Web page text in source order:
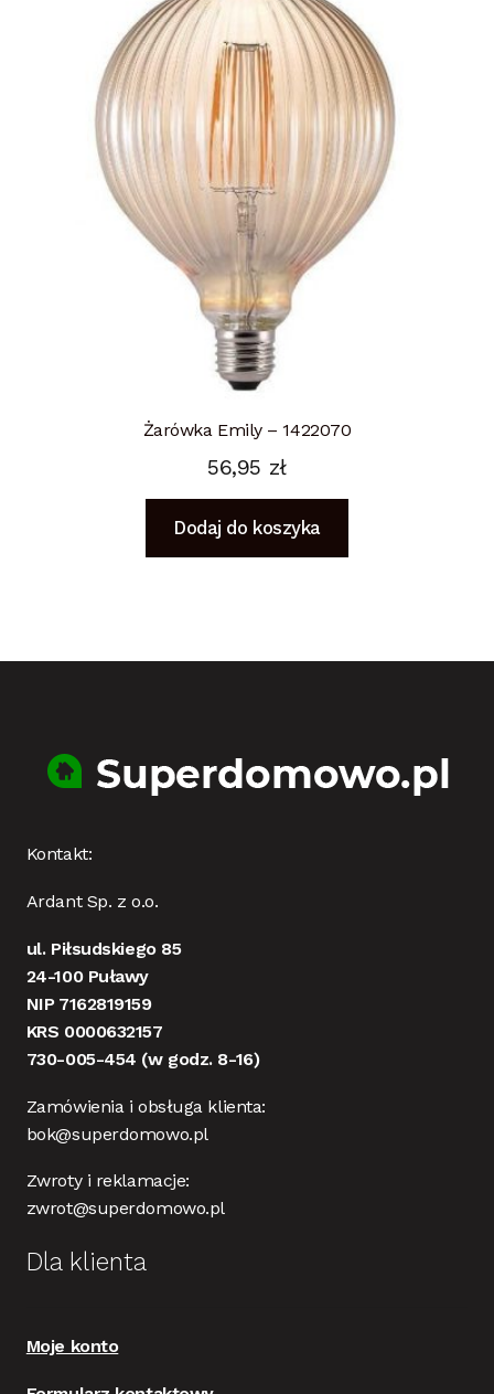
Żarówka Emily – 1422070
56,95 zł
Dodaj do koszyka
Kontakt:
Ardant Sp. z o.o.
ul. Piłsudskiego 85
24-100 Puławy
NIP 7162819159
KRS 0000632157
730-005-454 (w godz. 8-16)
Zamówienia i obsługa klienta:
bok@superdomowo.pl
Zwroty i reklamacje:
zwrot@superdomowo.pl
Dla klienta
Moje konto